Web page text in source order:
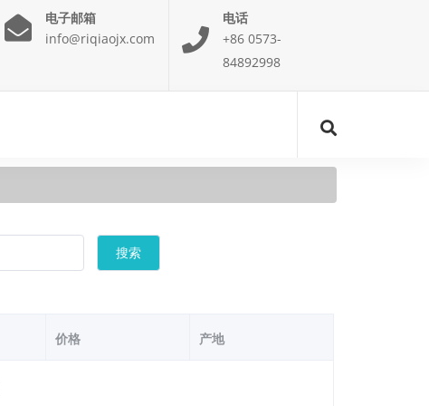
电子邮箱
info@riqiaojx.com
电话
+86 0573-
84892998
搜索
价格 产地